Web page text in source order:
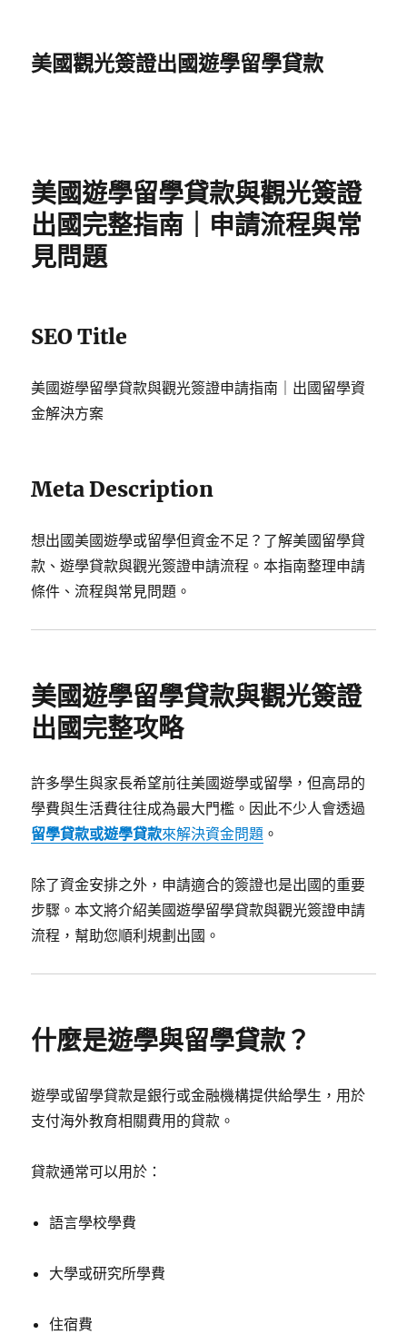
美國觀光簽證出國遊學留學貸款
美國遊學留學貸款與觀光簽證
出國完整指南｜申請流程與常
見問題
SEO Title
美國遊學留學貸款與觀光簽證申請指南｜出國留學資
金解決方案
Meta Description
想出國美國遊學或留學但資金不足？了解美國留學貸
款、遊學貸款與觀光簽證申請流程。本指南整理申請
條件、流程與常見問題。
美國遊學留學貸款與觀光簽證
出國完整攻略
許多學生與家長希望前往美國遊學或留學，但高昂的
學費與生活費往往成為最大門檻。因此不少人會透過
留學貸款或遊學貸款來解決資金問題 。
除了資金安排之外，申請適合的簽證也是出國的重要
步驟。本文將介紹美國遊學留學貸款與觀光簽證申請
流程，幫助您順利規劃出國。
什麼是遊學與留學貸款？
遊學或留學貸款是銀行或金融機構提供給學生，用於
支付海外教育相關費用的貸款。
貸款通常可以用於：
語言學校學費
大學或研究所學費
住宿費